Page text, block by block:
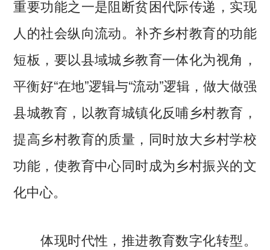
重要功能之一是阻断贫困代际传递，实现
人的社会纵向流动。补齐乡村教育的功能
短板，要以县域城乡教育一体化为视角，
平衡好“在地”逻辑与“流动”逻辑，做大做强
县城教育，以教育城镇化反哺乡村教育，
提高乡村教育的质量，同时放大乡村学校
功能，使教育中心同时成为乡村振兴的文
化中心。
体现时代性，推进教育数字化转型。